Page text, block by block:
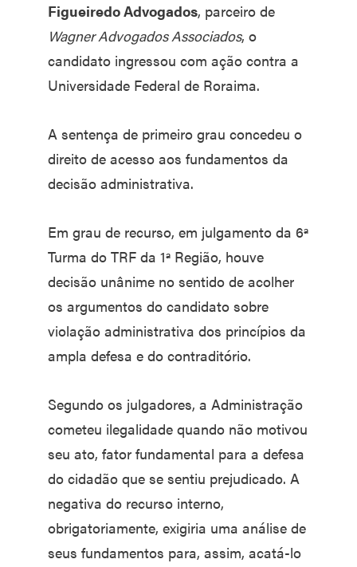
Figueiredo Advogados, parceiro de
Wagner Advogados Associados, o
candidato ingressou com ação contra a
Universidade Federal de Roraima.
A sentença de primeiro grau concedeu o
direito de acesso aos fundamentos da
decisão administrativa.
Em grau de recurso, em julgamento da 6ª
Turma do TRF da 1ª Região, houve
decisão unânime no sentido de acolher
os argumentos do candidato sobre
violação administrativa dos princípios da
ampla defesa e do contraditório.
Segundo os julgadores, a Administração
cometeu ilegalidade quando não motivou
seu ato, fator fundamental para a defesa
do cidadão que se sentiu prejudicado. A
negativa do recurso interno,
obrigatoriamente, exigiria uma análise de
seus fundamentos para, assim, acatá-lo